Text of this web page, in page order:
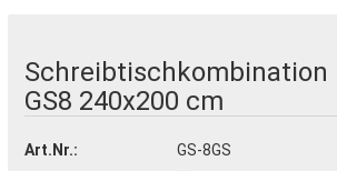
Schreibtischkombination
GS8 240x200 cm
Art.Nr.:
GS-8GS